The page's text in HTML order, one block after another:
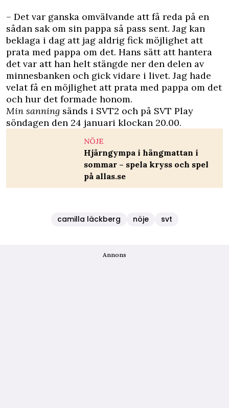
– Det var ganska omvälvande att få reda på en
sådan sak om sin pappa så pass sent. Jag kan
beklaga i dag att jag aldrig fick möjlighet att
prata med pappa om det. Hans sätt att hantera
det var att han helt stängde ner den delen av
minnesbanken och gick vidare i livet. Jag hade
velat få en möjlighet att prata med pappa om det
och hur det formade honom.
Min sanning sänds i SVT2 och på SVT Play
söndagen den 24 januari klockan 20.00.
NÖJE
Hjärngympa i hängmattan i
sommar – spela kryss och spel
på allas.se
camilla läckberg nöje svt
Annons